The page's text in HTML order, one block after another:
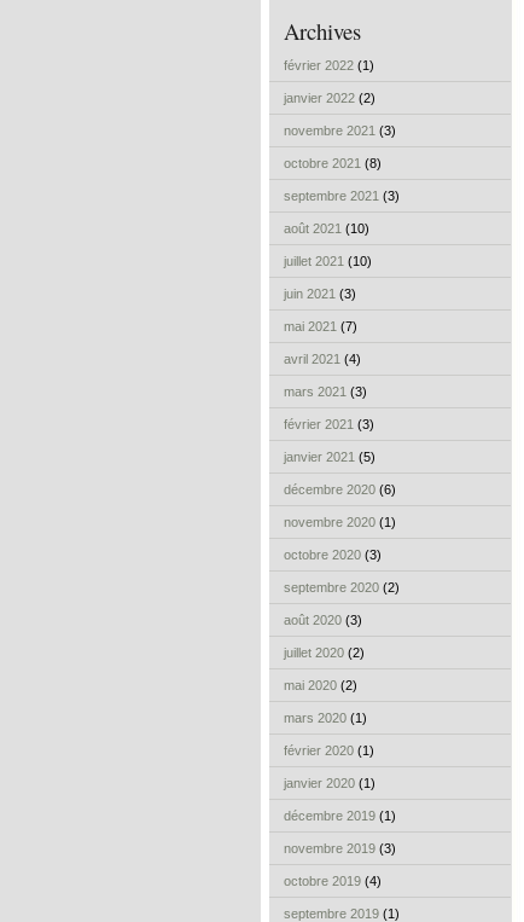
Archives
février 2022 (1)
janvier 2022 (2)
novembre 2021 (3)
octobre 2021 (8)
septembre 2021 (3)
août 2021 (10)
juillet 2021 (10)
juin 2021 (3)
mai 2021 (7)
avril 2021 (4)
mars 2021 (3)
février 2021 (3)
janvier 2021 (5)
décembre 2020 (6)
novembre 2020 (1)
octobre 2020 (3)
septembre 2020 (2)
août 2020 (3)
juillet 2020 (2)
mai 2020 (2)
mars 2020 (1)
février 2020 (1)
janvier 2020 (1)
décembre 2019 (1)
novembre 2019 (3)
octobre 2019 (4)
septembre 2019 (1)